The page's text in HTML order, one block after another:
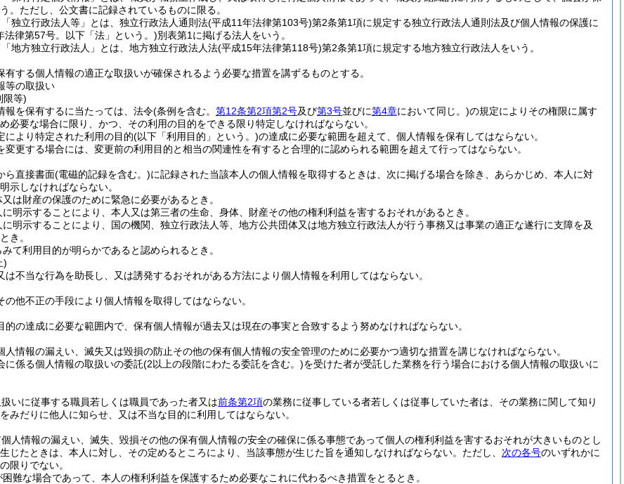
。 ただし、公文書に記録されているものに限る。
独立行政法人等」とは、独立行政法人通則法(平成11年法律第103号)第2条第1項に規定する独立行政法人通則法及び個人情報の保護に
法律第57号。以下「法」という。)別表第1に掲げる法人をいう。
地方独立行政法人」とは、地方独立行政法人法(平成15年法律第118号)第2条第1項に規定する地方独立行政法人をいう。
有する個人情報の適正な取扱いが確保されるよう必要な措置を講ずるものとする。
等の取扱い
限等)
報を保有するに当たっては、法令(条例を含む。 第12条第2項第2号及び第3号並びに第4章において同じ。)の規定によりその権限に属す
必要な場合に限り、かつ、その利用の目的をできる限り特定しなければならない。
により特定された利用の目的(以下「利用目的」という。)の達成に必要な範囲を超えて、個人情報を保有してはならない。
変更する場合には、変更前の利用目的と相当の関連性を有すると合理的に認められる範囲を超えて行ってはならない。
ら直接書面(電磁的記録を含む。)に記録された当該本人の個人情報を取得するときは、次に掲げる場合を除き、あらかじめ、本人に対
示しなければならない。
は財産の保護のために緊急に必要があるとき。
明示することにより、本人又は第三者の生命、身体、財産その他の権利利益を害するおそれがあるとき。
明示することにより、国の機関、独立行政法人等、地方公共団体又は地方独立行政法人が行う事務又は事業の適正な遂行に支障を及
き。
て利用目的が明らかであると認められるとき。
)
は不当な行為を助長し、又は誘発するおそれがある方法により個人情報を利用してはならない。
の他不正の手段により個人情報を取得してはならない。
的の達成に必要な範囲内で、保有個人情報が過去又は現在の事実と合致するよう努めなければならない。
人情報の漏えい、滅失又は毀損の防止その他の保有個人情報の安全管理のために必要かつ適切な措置を講じなければならない。
に係る個人情報の取扱いの委託(2以上の段階にわたる委託を含む。)を受けた者が受託した業務を行う場合における個人情報の取扱いに
いに従事する職員若しくは職員であった者又は前条第2項の業務に従事している者若しくは従事していた者は、その業務に関して知り
みだりに他人に知らせ、又は不当な目的に利用してはならない。
人情報の漏えい、滅失、毀損その他の保有個人情報の安全の確保に係る事態であって個人の権利利益を害するおそれが大きいものとし
じたときは、本人に対し、その定めるところにより、当該事態が生じた旨を通知しなければならない。 ただし、 次の各号のいずれかに
限りでない。
難な場合であって、本人の権利利益を保護するため必要なこれに代わるべき措置をとるとき。